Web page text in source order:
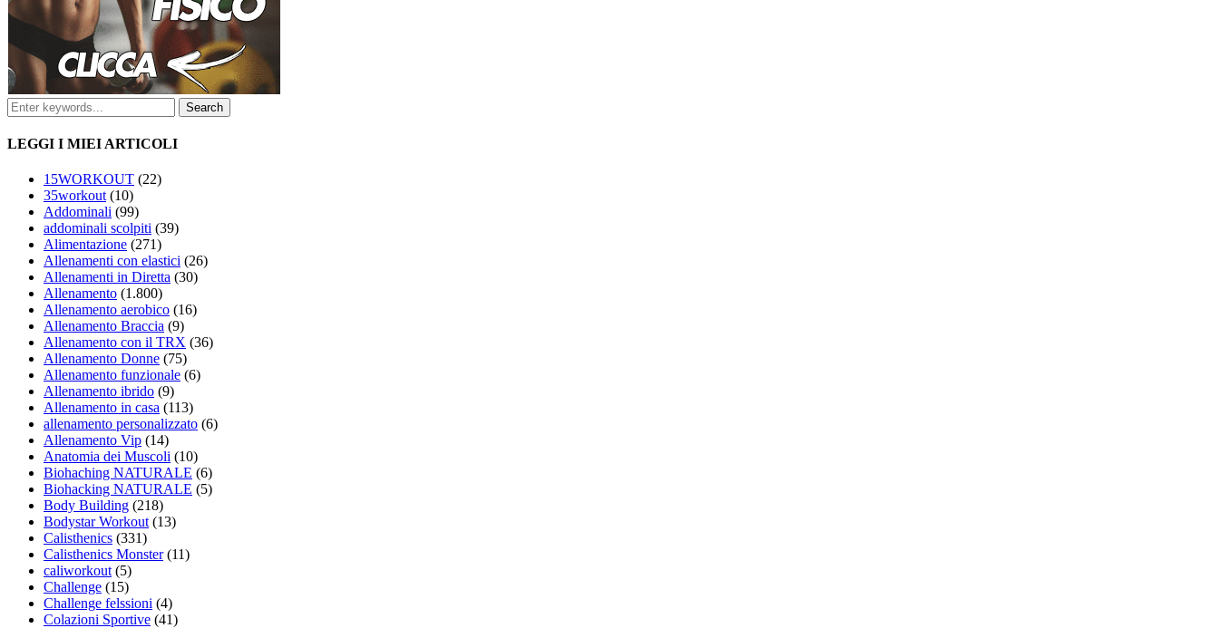
LEGGI I MIEI ARTICOLI
15WORKOUT (22)
35workout(10)
Addominali (99)
addominali scolpiti (39)
Alimentazione (271)
Allenamenti con elastici (26)
Allenamenti in Diretta (30)
Allenamento (1.800)
Allenamento aerobico (16)
Allenamento Braccia (9)
Allenamento con il TRX (36)
Allenamento Donne (75)
Allenamento funzionale (6)
Allenamento ibrido (9)
Allenamento in casa (113)
allenamento personalizzato (6)
Allenamento Vip (14)
Anatomia dei Muscoli (10)
Biohaching NATURALE (6)
Biohacking NATURALE (5)
Body Building (218)
Bodystar Workout(13)
Calisthenics (331)
Calisthenics Monster(11)
caliworkout(5)
Challenge (15)
Challenge felssioni (4)
Colazioni Sportive (41)